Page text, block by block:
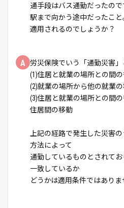
通手段はバス通勤だったの
駅まで向かう途中だったこ
適用されるのでしょうか？
A
労災保険でいう「通勤災害
(1)住居と就業の場所との間
(2)就業の場所から他の就業
(3)住居と就業の場所との間
住居間の移動
上記の経路で発生した災害
方法によって
通勤しているものとされて
一致しているか
どうかは適用条件ではありま